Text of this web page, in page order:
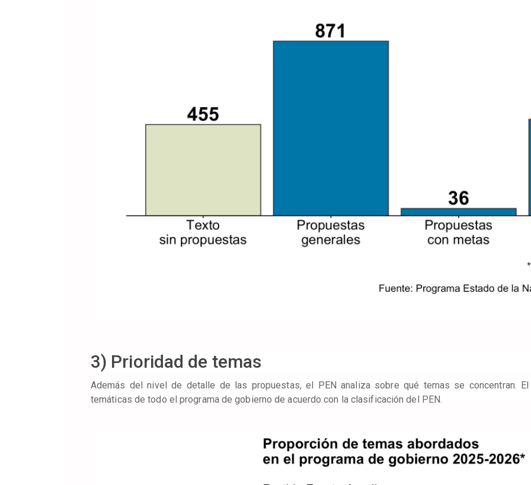
3) Prioridad de temas
Además del nivel de detalle de las propuestas, el PEN analiza sobre qué temas se concentran.
temáticas de todo el programa de gobierno de acuerdo con la clasificación del PEN.